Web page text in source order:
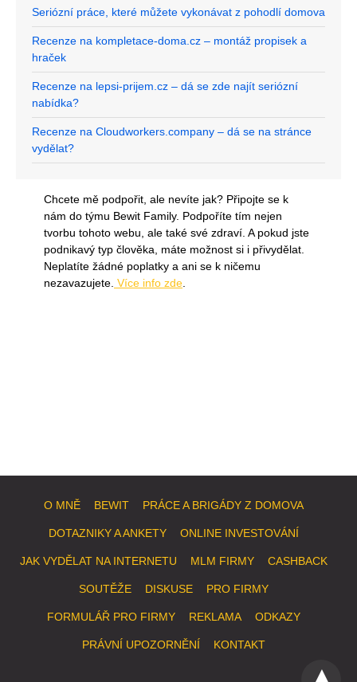
Seriózní práce, které můžete vykonávat z pohodlí domova
Recenze na kompletace-doma.cz – montáž propisek a
hraček
Recenze na lepsi-prijem.cz – dá se zde najít seriózní
nabídka?
Recenze na Cloudworkers.company – dá se na stránce
vydělat?
Chcete mě podpořit, ale nevíte jak? Připojte se k
nám do týmu Bewit Family. Podpoříte tím nejen
tvorbu tohoto webu, ale také své zdraví. A pokud jste
podnikavý typ člověka, máte možnost si i přivydělat.
Neplatíte žádné poplatky a ani se k ničemu
nezavazujete. Více info zde
O MNĚ BEWIT PRÁCE A BRIGÁDY Z DOMOVA
DOTAZNIKY A ANKETY ONLINE INVESTOVÁNÍ
JAK VYDĚLAT NA INTERNETU MLM FIRMY CASHBACK
SOUTĚŽE DISKUSE PRO FIRMY
FORMULÁŘ PRO FIRMY REKLAMA ODKAZY
PRÁVNÍ UPOZORNĚNÍ KONTAKT